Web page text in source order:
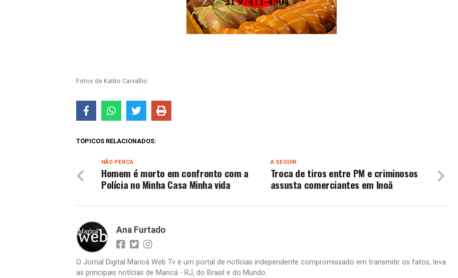
Fotos de Katito Carvalho
TÓPICOS RELACIONADOS:
A SEGUIR
Troca de tiros entre PM e criminosos
assusta comerciantes em Inoã
NÃO PERCA
Homem é morto em confronto com a
Polícia no Minha Casa Minha vida
Ana Furtado
O Jornal Digital Maricá Web Tv é um portal de notícias independente compromissado em transmitir os fatos, leva
as principais notícias de Maricá - RJ, do Brasil e do Mundo.